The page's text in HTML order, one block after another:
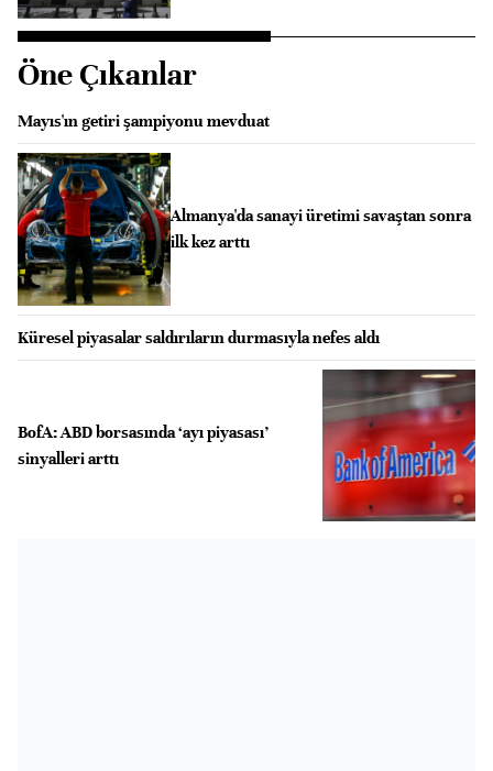
Öne Çıkanlar
Mayıs'ın getiri şampiyonu mevduat
Almanya'da sanayi üretimi savaştan sonra
ilk kez arttı
Küresel piyasalar saldırıların durmasıyla nefes aldı
BofA: ABD borsasında ‘ayı piyasası’
sinyalleri arttı